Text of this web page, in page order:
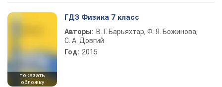
показать
обложку
ГДЗ Физика 7 класс
Авторы: В. Г. Барьяхтар, Ф. Я. Божинова,
С. А. Довгий
Год: 2015